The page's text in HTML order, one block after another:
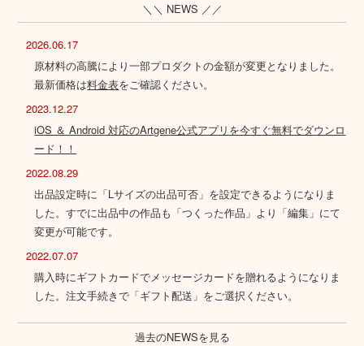
＼＼ NEWS ／／
2026.06.17
原材料の高騰により一部プロダクトの金額が変更となりました。
最新価格は料金表をご確認ください。
2023.12.27
iOS ＆ Android 対応のArtgene公式アプリを今すぐ無料でダウンロ
ード！！
2022.08.29
出品設定時に「Lサイズの出品可否」を設定できるようになりま
した。すでに出品中の作品も「つくった作品」より「編集」にて
変更が可能です。
2022.07.07
購入時にギフトカードでメッセージカードを贈れるようになりま
した。注文手続きで「ギフト配送」をご選択ください。
過去のNEWSを見る